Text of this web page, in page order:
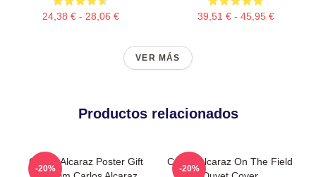
24,38 € - 28,06 € 39,51 € - 45,95 €
VER MÁS
Productos relacionados
Carlos Alcaraz Poster Gift
-20%
Carlos Alcaraz On The Field
-20%